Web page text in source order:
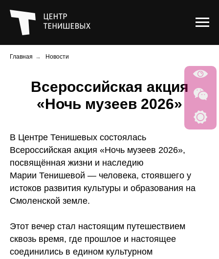
Главная → Новости
Всероссийская акция
«Ночь музеев 2026»
В Центре Тенишевых состоялась
Всероссийская акция «Ночь музеев 2026»,
посвящённая жизни и наследию
Марии Тенишевой — человека, стоявшего у
истоков развития культуры и образования на
Смоленской земле.
Этот вечер стал настоящим путешествием
сквозь время, где прошлое и настоящее
соединились в едином культурном